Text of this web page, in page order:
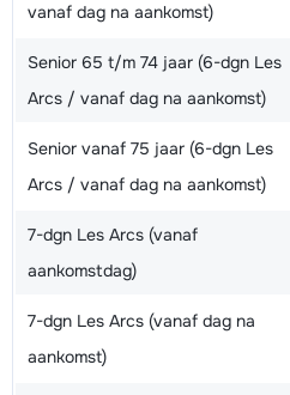
vanaf dag na aankomst)
Senior 65 t/m 74 jaar (6-dgn Les
Arcs / vanaf dag na aankomst)
Senior vanaf 75 jaar (6-dgn Les
Arcs / vanaf dag na aankomst)
7-dgn Les Arcs (vanaf
aankomstdag)
7-dgn Les Arcs (vanaf dag na
aankomst)